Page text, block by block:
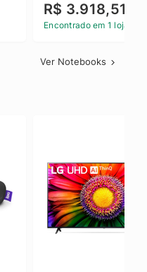
R$ 3.918,51
Encontrado em 1 loja
Ver Notebooks